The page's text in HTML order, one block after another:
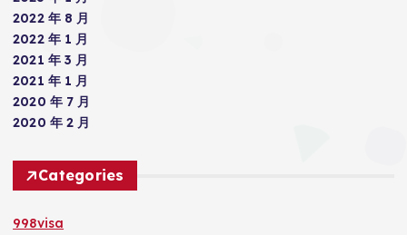
2022 年 8 月
2022 年 1 月
2021 年 3 月
2021 年 1 月
2020 年 7 月
2020 年 2 月
Categories
998visa